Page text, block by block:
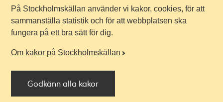
På Stockholmskällan använder vi kakor, cookies, för att
sammanställa statistik och för att webbplatsen ska
fungera på ett bra sätt för dig.
Om kakor på Stockholmskällan
Godkänn alla kakor